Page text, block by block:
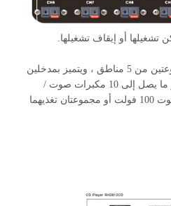
أو إيقاف تشغيلها.
وينقسم هذا المنتقى إلى مجموعتين من 5 مناطق ، ويتميز بمدخلين
للصوت A و B يسمحان باختيار ما يصل إلى 10 مكبرات صوت /
مناطق فردية تغذيها مضخم صوت 100 فولت أو مجموعتان تغذيهما